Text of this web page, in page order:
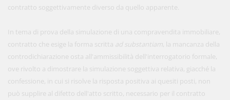
contratto soggettivamente diverso da quello apparente.
In tema di prova della simulazione di una compravendita immobiliare,
contratto che esige la forma scritta ad substantiam, la mancanza della
controdichiarazione osta all'ammissibilità dell'interrogatorio formale,
ove rivolto a dimostrare la simulazione soggettiva relativa, giacché la
confessione, in cui si risolve la risposta positiva ai quesiti posti, non
può supplire al difetto dell'atto scritto, necessario per il contratto